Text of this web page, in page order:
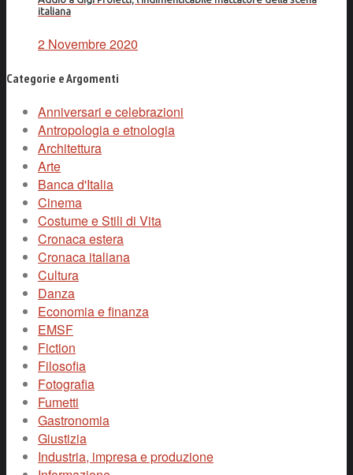
italiana
2 Novembre 2020
Categorie e Argomenti
Anniversari e celebrazioni
Antropologia e etnologia
Architettura
Arte
Banca d'Italia
Cinema
Costume e Stili di Vita
Cronaca estera
Cronaca italiana
Cultura
Danza
Economia e finanza
EMSF
Fiction
Filosofia
Fotografia
Fumetti
Gastronomia
Giustizia
Industria, impresa e produzione